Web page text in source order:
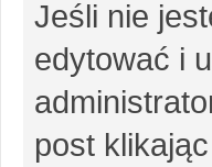
Jeśli nie
edytować i
post